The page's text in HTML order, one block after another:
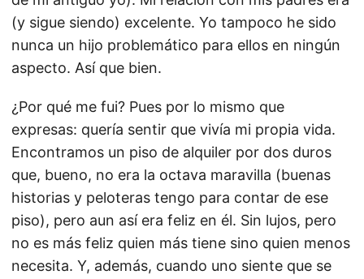
(y sigue siendo) excelente. Yo tampoco he sido
nunca un hijo problemático para ellos en ningún
aspecto. Así que bien.
¿Por qué me fui? Pues por lo mismo que
expresas: quería sentir que vivía mi propia vida.
Encontramos un piso de alquiler por dos duros
que, bueno, no era la octava maravilla (buenas
historias y peloteras tengo para contar de ese
piso), pero aun así era feliz en él. Sin lujos, pero
no es más feliz quien más tiene sino quien menos
necesita. Y, además, cuando uno siente que se